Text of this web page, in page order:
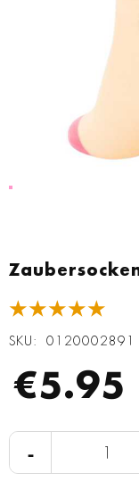
★★★★★
SKU 0120002891
€5.95
-
Anfang
Bildgalerie